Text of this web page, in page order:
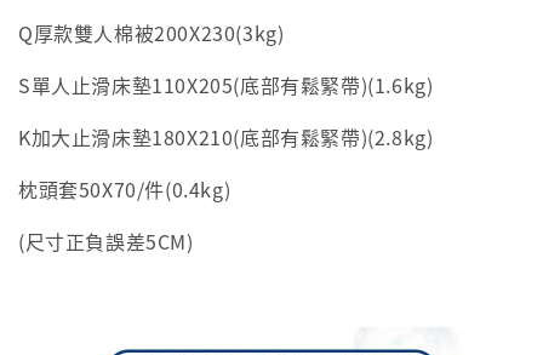
Q厚款雙人棉被200X230(3kg)
S單人止滑床墊110X205(底部有鬆緊帶)(1.6kg)
K加大止滑床墊180X210(底部有鬆緊帶)(2.8kg)
枕頭套50X70/件(0.4kg)
(尺寸正負誤差5CM)